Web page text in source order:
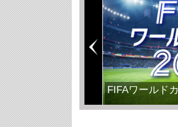
FIFAワールド